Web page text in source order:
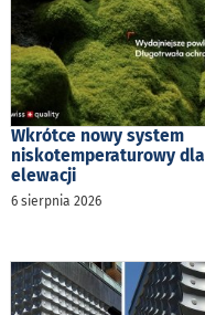
Wkrótce nowy system
niskotemperaturowy dla
elewacji
6 sierpnia 2026